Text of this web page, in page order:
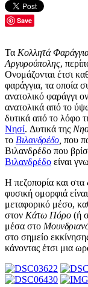
Save
Τα Κολλητά
Αργυρούπολης,
Ονομάζονται έτσι
φαράγγια, τα οποία
ανατολικό φαράγγι
ανατολικά από το
δυτικά από το λόφο
Νησί. Δυτικά της
το Βιλανδρέδο που
Βιλανδρέδο που
Βιλανδρέδο είναι
Η πεζοπορία και στα
φυσική ομορφιά
μεταφορικό μέσο,
στον Κάτω Πόρο (ή
μέσα στο
στο σημείο
κάνοντας έτσι μια